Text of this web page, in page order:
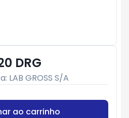
DRG
LAB GROSS S/A
ao carrinho